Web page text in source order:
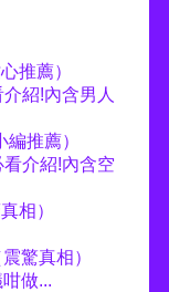
推薦）
紹!內含男人
推薦）
介紹!內含空
相）
驚真相）
做...